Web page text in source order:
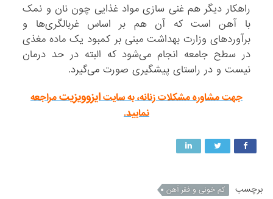
راهکار دیگر هم غنی سازی مواد غذایی چون نان و نمک
با آهن است که آن هم بر اساس غربالگری‌ها و
برآوردهای وزارت بهداشت مبنی بر کمبود یک ماده مغذی
در سطح جامعه انجام می‌شود که البته در حد درمان
نیست و در راستای پیشگیری صورت می‌گیرد.
جهت مشاوره مشکلات زنانه، به سایتایزوویزیتمراجعه
نمایید.
برچسب کم خونی و فقر آهن